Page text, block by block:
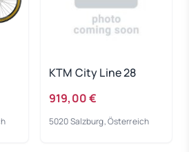
KTM City Line 28
919,00 €
5020 Salzburg, Österreich